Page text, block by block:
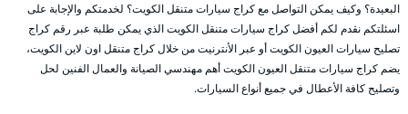
البعيدة؟ وكيف يمكن التواصل مع كراج سيارات متنقل الكويت؟ لخدمتكم والإجابة على
اسئلتكم نقدم لكم أفضل كراج سيارات متنقل الكويت الذي يمكن طلبة عبر رقم كراج
تصليح سيارات العيون الكويت أو عبر الأنترنيت من خلال كراج متنقل اون لاين الكويت،
يضم كراج سيارات متنقل العيون الكويت أهم مهندسي الصيانة والعمال الفنين لحل
وتصليح كافة الأعطال في جميع أنواع السيارات.